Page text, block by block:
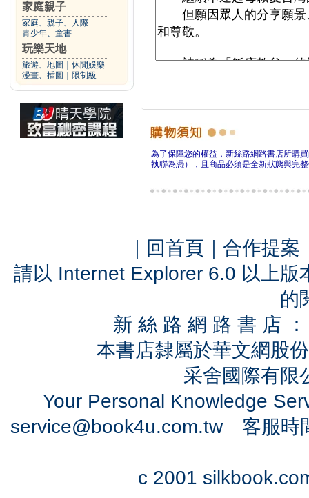
家庭親子
家庭、親子、人際
青少年、童書
玩樂天地
旅遊、地圖
休閒娛樂
漫畫、插圖
限制級
為了保障您的權益，新絲路網路書店所購
執聯為憑），且商品必須是全新狀態與完
｜ 回首頁 ｜ 合作提案
請以 Internet Explorer 6.0 以上
的
新 絲 路 網 路 書 店
本書店隸屬於華文網股
采舍國際有
Your Personal Knowledge
service@book4u.com.tw客服時
c 2001